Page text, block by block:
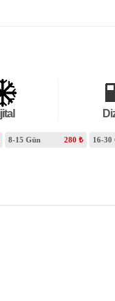
8-15 Gün 280 ₺ 16-30